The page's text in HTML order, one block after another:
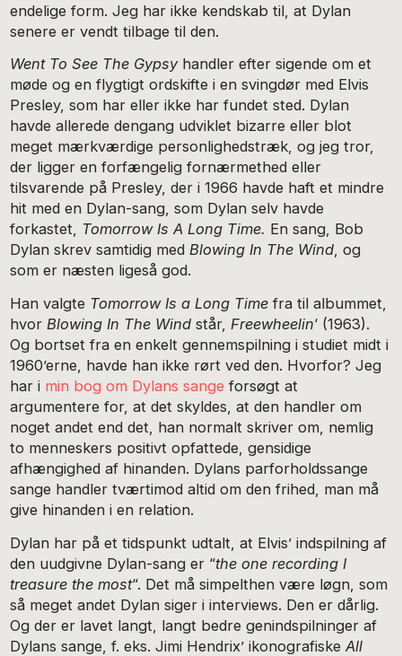
endelige form. Jeg har ikke kendskab til, at Dylan
senere er vendt tilbage til den.
Went To See The Gypsyhandler efter sigende om et
møde og en flygtigt ordskifte i en svingdør med Elvis
Presley, som har eller ikke har fundet sted. Dylan
havde allerede dengang udviklet bizarre eller blot
meget mærkværdige personlighedstræk, og jeg tror,
der ligger en forfængelig fornærmethed eller
tilsvarende på Presley, der i 1966 havde haft et mindre
hit med en Dylan-sang, som Dylan selv havde
forkastet, Tomorrow Is A Long Time. En sang, Bob
Dylan skrev samtidig medBlowing In The Wind, og
som er næsten ligeså god.
Han valgte Tomorrow Is a Long Time fra til albummet,
hvorBlowing In The Wind står,Freewheelin‘ (1963).
Og bortset fra en enkelt gennemspilning i studiet midt i
1960’erne, havde han ikke rørt ved den. Hvorfor? Jeg
har i min bog om Dylans sange forsøgt at
argumentere for, at det skyldes, at den handler om
noget andet end det, han normalt skriver om, nemlig
to menneskers positivt opfattede, gensidige
afhængighed af hinanden. Dylans parforholdssange
sange handler tværtimod altid om den frihed, man må
give hinanden i en relation.
Dylan har på et tidspunkt udtalt, at Elvis’ indspilning af
den uudgivne Dylan-sang er “the one recording I
treasure the most“. Det må simpelthen være løgn, som
så meget andet Dylan siger i interviews. Den er dårlig.
Og der er lavet langt, langt bedre genindspilninger af
Dylans sange, f. eks. Jimi Hendrix’ ikonografiskeAll